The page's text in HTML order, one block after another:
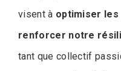
visent à optimiser
renforcer notre
tant que collectif